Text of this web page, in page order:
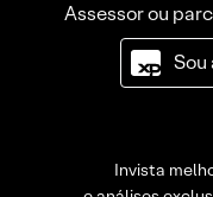
Assessor ou
Sou
Invista